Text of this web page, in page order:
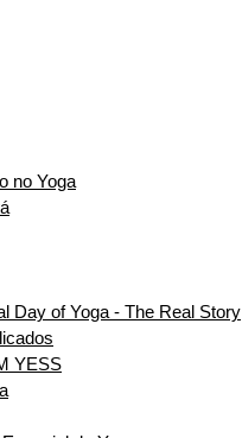
no Yoga
Day of Yoga - The Real Story
YESS